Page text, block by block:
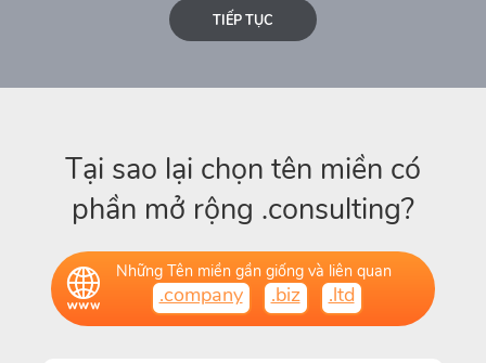
TIẾP TỤC
Tại sao lại chọn tên miền có
phần mở rộng .consulting?
Những Tên miền gần giống và liên quan
.company .biz .ltd